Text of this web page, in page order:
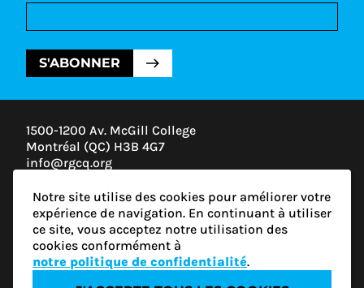
Notre site utilise des cookies pour améliorer votre
expérience de navigation. En continuant à utiliser
ce site, vous acceptez notre utilisation des
cookies conformément à
notre politique de confidentialité.
S'ABONNER
1500-1200 Av. McGill College
Montréal (QC) H3B 4G7
info@rgcq.org
MONTRÉAL
QUÉBEC
OUTAOUAIS
ESTRIE